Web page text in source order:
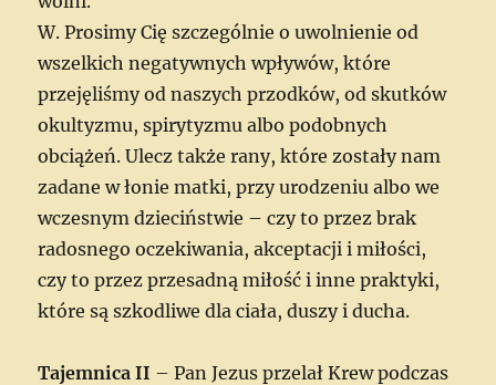
W. Prosimy Cię szczególnie o uwolnienie od
wszelkich negatywnych wpływów, które
przejęliśmy od naszych przodków, od skutków
okultyzmu, spirytyzmu albo podobnych
obciążeń. Ulecz także rany, które zostały nam
zadane w łonie matki, przy urodzeniu albo we
wczesnym dzieciństwie – czy to przez brak
radosnego oczekiwania, akceptacji i miłości,
czy to przez przesadną miłość i inne praktyki,
które są szkodliwe dla ciała, duszy i ducha.
Tajemnica II – Pan Jezus przelał Krew podczas